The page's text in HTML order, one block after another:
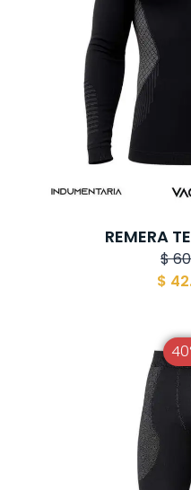
REMERA
$
$